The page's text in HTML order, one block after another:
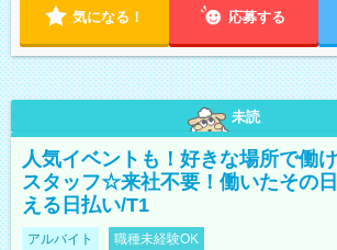
気になる！ 応募する
未読
人気イベントも！好きな場所で働
スタッフ☆来社不要！働いたその
える日払い/T1
アルバイト 職種未経験OK